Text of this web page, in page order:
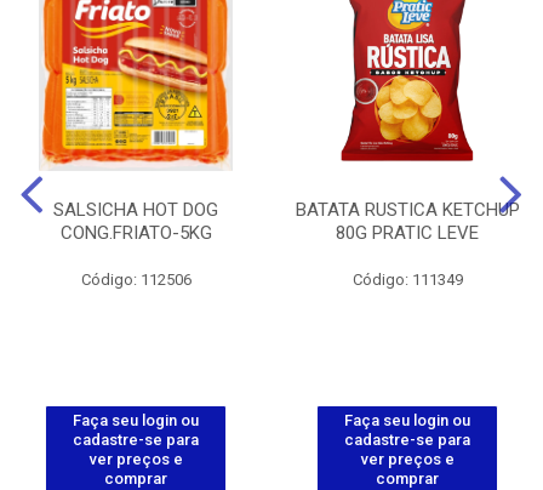
SALSICHA HOT DOG
CONG.FRIATO-5KG
Código: 112506
Faça seu login ou
cadastre-se para
ver preços e
comprar
BATATA RUSTICA KETCHUP
80G PRATIC LEVE
Código: 111349
Faça seu login ou
cadastre-se para
ver preços e
comprar